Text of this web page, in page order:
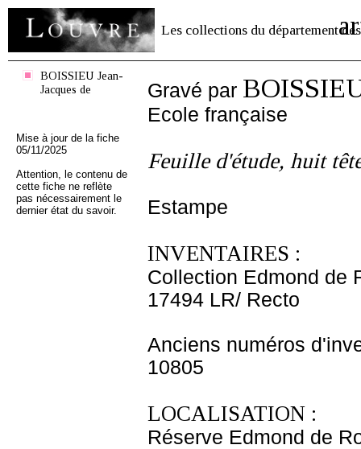
Les collections du département des
BOISSIEU Jean-
Jacques de
Mise à jour de la fiche
05/11/2025
Attention, le contenu de
cette fiche ne reflète
pas nécessairement le
dernier état du savoir.
Gravé par
Ecole française
Feuille d'étude, huit
Estampe
INVENTAIRES :
Collection Edmond de
17494 LR/ Recto
Anciens numéros
10805
LOCALISATION :
Réserve Edmond de